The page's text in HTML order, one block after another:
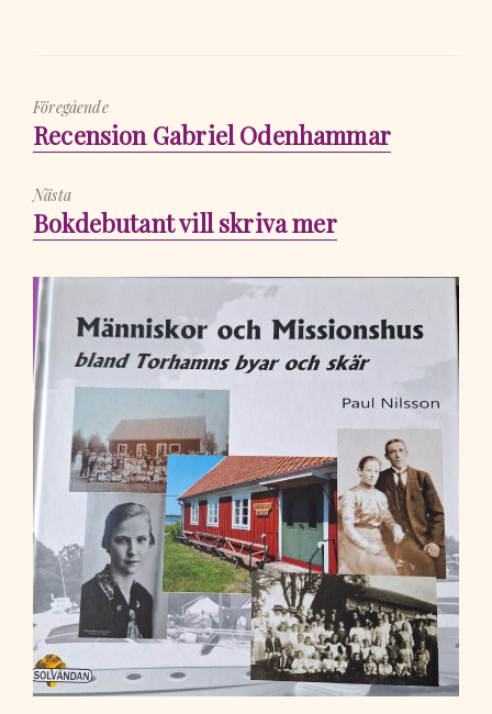
Föregående
Föregående
Recension Gabriel Odenhammar
Nästa
Nästa
Bokdebutant vill skriva mer